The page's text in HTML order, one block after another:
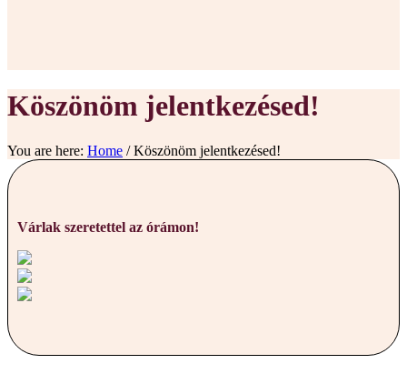
Köszönöm jelentkezésed!
You are here: Home /Köszönöm jelentkezésed!
Várlak szeretettel az órámon!